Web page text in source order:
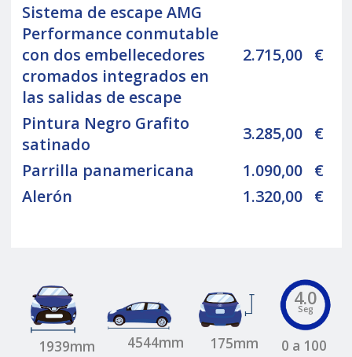
Sistema de escape AMG
Performance conmutable
con dos embellecedores
cromados integrados en
las salidas de escape
2.715,00 €
Pintura Negro Grafito
satinado
3.285,00 €
Parrilla panamericana
1.090,00 €
Alerón
1.320,00 €
1939mm 4544mm 175mm
4.0
Seg
0 a 100